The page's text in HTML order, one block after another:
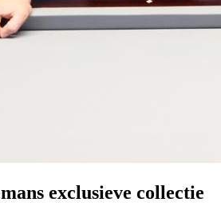
exclusieve collectie